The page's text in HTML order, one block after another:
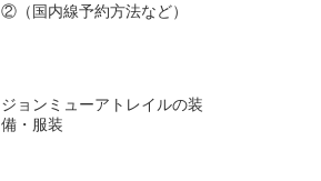
②（国内線予約方法など）
ジョンミューアトレイルの装
備・服装